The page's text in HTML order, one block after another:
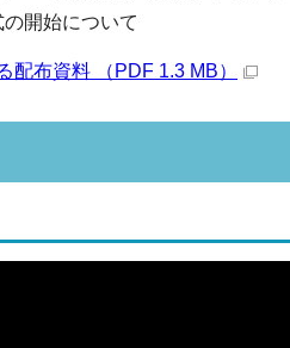
開始について
配布資料 （PDF 1.3 MB）